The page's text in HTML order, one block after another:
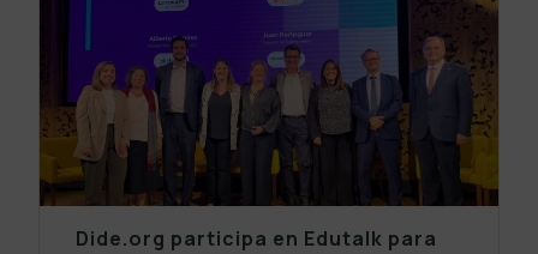
Dide.org participa en Edutalk para